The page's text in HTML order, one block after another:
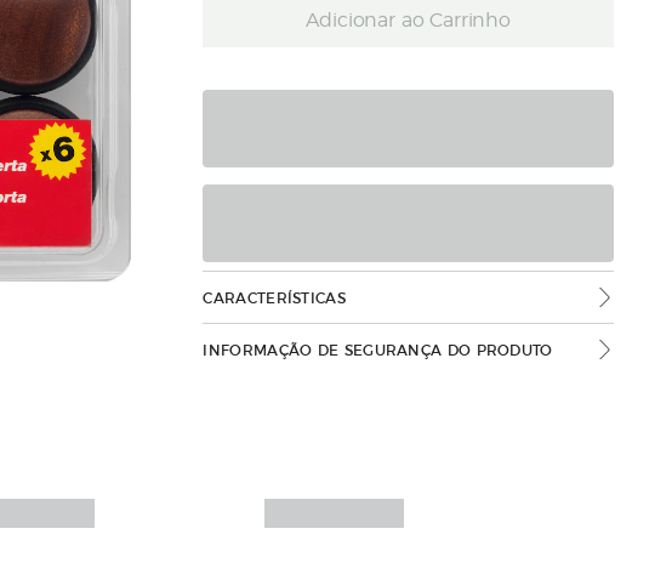
Adicionar ao Carrinho
CARACTERÍSTICAS
INFORMAÇÃO DE SEGURANÇA DO PRODUTO